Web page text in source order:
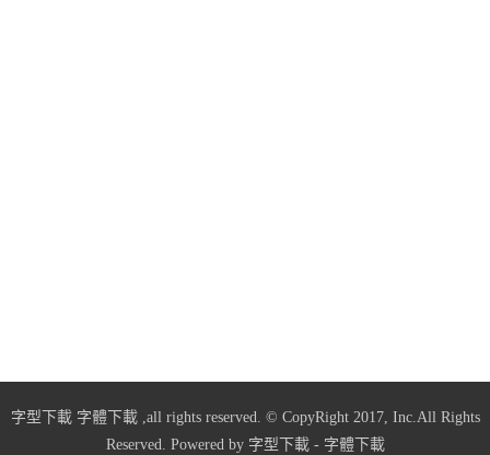
字型下載 字體下載,all rights reserved. © CopyRight 2017, Inc.All Rights
Reserved. Powered by 字型下載- 字體下載